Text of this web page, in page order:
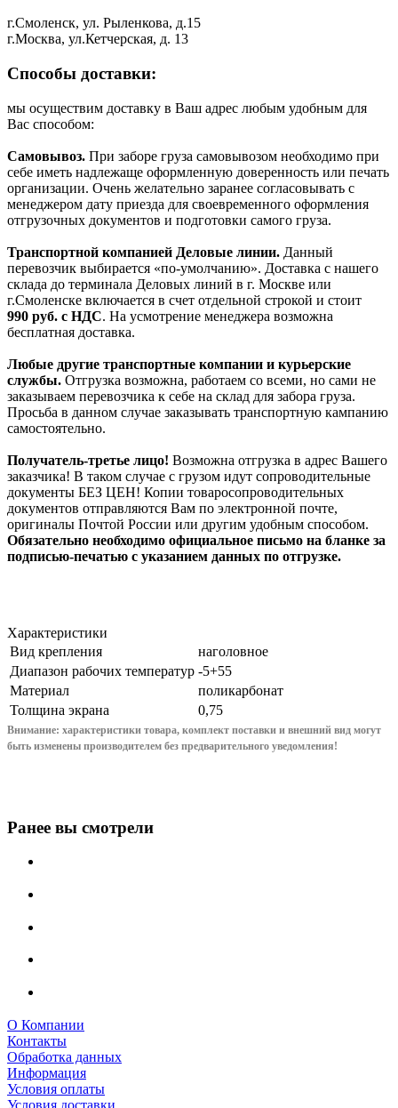
г.Смоленск, ул. Рыленкова, д.15
г.Москва, ул.Кетчерская, д. 13
Способы доставки:
мы осуществим доставку в Ваш адрес любым удобным для
Вас способом:
Самовывоз. При заборе груза самовывозом необходимо при
себе иметь надлежаще оформленную доверенность или печать
организации. Очень желательно заранее согласовывать с
менеджером дату приезда для своевременного оформления
отгрузочных документов и подготовки самого груза.
Транспортной компанией Деловые линии. Данный
перевозчик выбирается «по-умолчанию». Доставка с нашего
склада до терминала Деловых линий в г. Москве или
г.Смоленске включается в счет отдельной строкой и стоит
990 руб. с НДС. На усмотрение менеджера возможна
бесплатная доставка.
Любые другие транспортные компании и курьерские
службы. Отгрузка возможна, работаем со всеми, но сами не
заказываем перевозчика к себе на склад для забора груза.
Просьба в данном случае заказывать транспортную кампанию
самостоятельно.
Получатель-третье лицо! Возможна отгрузка в адрес Вашего
заказчика! В таком случае с грузом идут сопроводительные
документы БЕЗ ЦЕН! Копии товаросопроводительных
документов отправляются Вам по электронной почте,
оригиналы Почтой России или другим удобным способом.
Обязательно необходимо официальное письмо на бланке за
подписью-печатью с указанием данных по отгрузке.
Характеристики
Вид крепления
наголовное
Диапазон рабочих температур -5+55
Материал
поликарбонат
Толщина экрана
0,75
Внимание: характеристики товара, комплект поставки и внешний вид могут
быть изменены производителем без предварительного уведомления!
Ранее вы смотрели
О Компании
Контакты
Обработка данных
Информация
Условия оплаты
Условия доставки